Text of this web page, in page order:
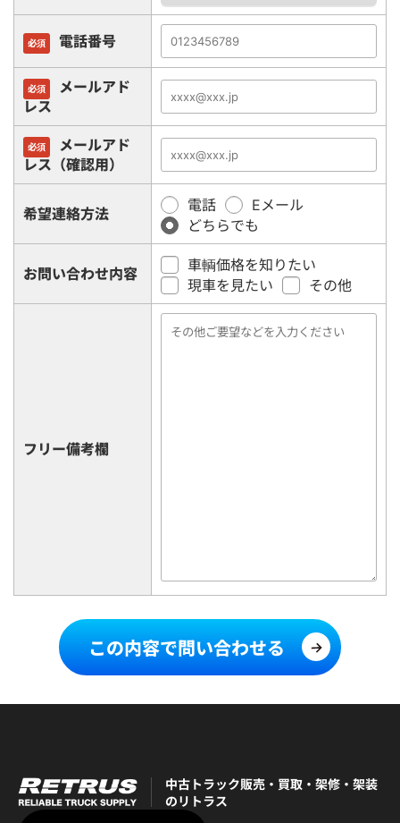
必須 電話番号
必須
メールアド
レス
必須
メールアド
レス（確認用）
希望連絡方法
電話
Eメール
どちらでも
お問い合わせ内容
車輌価格を知りたい
現車を見たい
その他
フリー備考欄
この内容で問い合わせる
中古トラック販売・買取・架修・架装
のリトラス